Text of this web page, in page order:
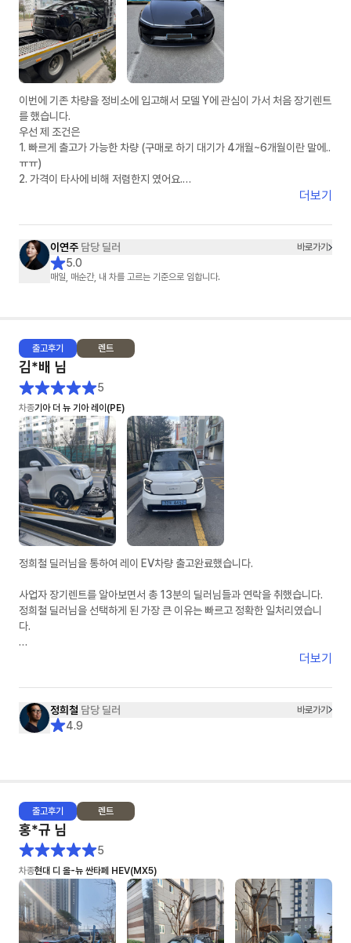
이번에 기존 차량을 정비소에 입고해서 모델 Y에 관심이 가서 처음 장기렌트
를 했습니다.
우선 제 조건은
1. 빠르게 출고가 가능한 차량 (구매로 하기 대기가 4개월~6개월이란 말에..
ㅠㅠ)
2. 가격이 타사에 비해 저렴한지 였어요.
정말 운 좋게 차살때에 이연주 매니저님과 연결 되었고, 타사는 봇(bot) 계
정으로 응대 하는거 같았습니다.
1. 상품에 대한 설명: ★★★★★
2. 문의에 대한 회신 속도: ★★★★★
- 타사는 오전에 문의를 드리면 오후 3~4시쯤 답변이 오거나 오후 6시 이후
에 답변와서 또 답변하면 지금은 영업시간이 아닙니다... 이런 멘트가 나왔었
어요. (봇 응대)
- 차살때는 전혀 그런것 없이 친절하게 설명해주시고 오히려 제가 답변을 늦
게 드린적이 있었네요
3. 차량 출고: ★★★★★
- 다른 업체도 빠른출고 상품이 있었어요. 저는 다 빠른출고 상품으로 알아보
았구요. 타사는 먼저 약정요청을 했는데 약정서가 더 늦게 오고, 차살때는 영
업일 기준 바로 다음날 왔습니다.
- 전자약정 후 이연주 매니저님이 엄청 노력해주신게 보일정도로 바로 후에
바로 차량 배차가 되었어요. 물론 운빨도 조금 있는것 같았어요. (모두가 이
런 스케줄로 진행되진 않을 수 있을거 같아요)
- 저 같은 경우 (금요일) 최종견적 > (월요일) 전자약정 > (수요일) 차량검수
> (목요일) 차량인수
4. 차량 상태: ★★★★
- 수요일~목요일 비가 오는 날씨라 세차를 했지만 아쉽게도 물자국이 남아
있었어요. 조금 아쉬운건 리어 스포일러 부분에 흰색 페인트 같은 것이
(3cm) 묻어있었는데 손톱으로 긁어내긴 했지만, 잔기스가 조금 났어요
더보기
이연주 담당 딜러 바로가기
5.0
매일, 매순간, 내 차를 고르는 기준으로 임합니다.
출고후기 렌트
김*배 님
5
차종기아 더 뉴 기아 레이(PE)
정희철 딜러님을 통하여 레이 EV차량 출고완료했습니다.
사업자 장기렌트를 알아보면서 총 13분의 딜러님들과 연락을 취했습니다.
정희철 딜러님을 선택하게 된 가장 큰 이유는 빠르고 정확한 일처리였습니
다.
견적을 받고 다른 옵션을 요청하면 수정 보완된 견적을 재송부받기까지 걸리
또한 다른 옵션을 요청할경우 고객이 이 옵션을 왜 요청했는지까지 이해해주
시며 고객의 편에서 함께 고민해주셨습니다.
그래서 정희철 딜러님을 선택하게 되었고 견적, 계약, 출고까지 모든 일들이
보조금이라던지, 출고시 탁송처럼 딜러님의 영향이 아닌 부분에서 문제가 있
을때도 딜러님이 모든 부분을 다 해결해주셨습니다.
특히 탁송건은 정말 너무 감사드렸습니다. "제가 만약~"이라는 고객의 편에
기간이 종료가 되어도 저는 정희철 딜러님과 함께 하고 싶습니다.
더보기
정희철 담당 딜러 바로가기
4.9
출고후기 렌트
홍*규 님
5
차종현대 디 올-뉴 싼타페 HEV(MX5)